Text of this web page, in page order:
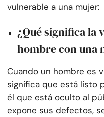
vulnerable a una mujer:
¿Qué significa la
hombre con una
Cuando un hombre es
significa que está listo
él que está oculto al
expone sus defectos,